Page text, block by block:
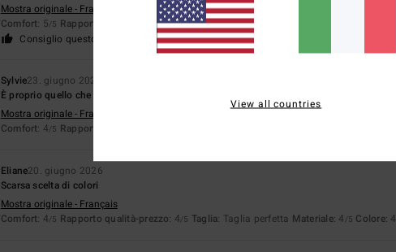
Mostra originale - Français
Comfort: 5/5 Rapporto qualità-prezzo: 5/5 Taglia: Grande
Consiglio questo prodotto
Sylvie23. giugno 2026
È proprio quello che cercavo
Mostra originale - Français
Comfort: 4/5 Rapporto qualità-prezzo
Eliane20. giugno 2026
Scarsa scelta di colori
Mostra originale - Français
Comfort: 4/5 Rapporto qualità-prezzo: 4/5 Taglia: Taglia perfetta Materiale: 4 /5 Colore: 4
View all countries